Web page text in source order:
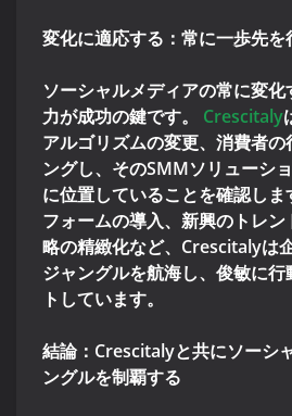
変化に適応する：常に一歩先を
ソーシャルメディアの常に変
力が成功の鍵です。 Crescitaly
アルゴリズムの変更、消費者の
ングし、そのSMMソリューシ
に位置していることを確認しま
フォームの導入、新興のトレ
略の精緻化など、Crescitalyは
ジャングルを航海し、俊敏に
トしています。
結論：Crescitalyと共にソーシ
ングルを制覇する